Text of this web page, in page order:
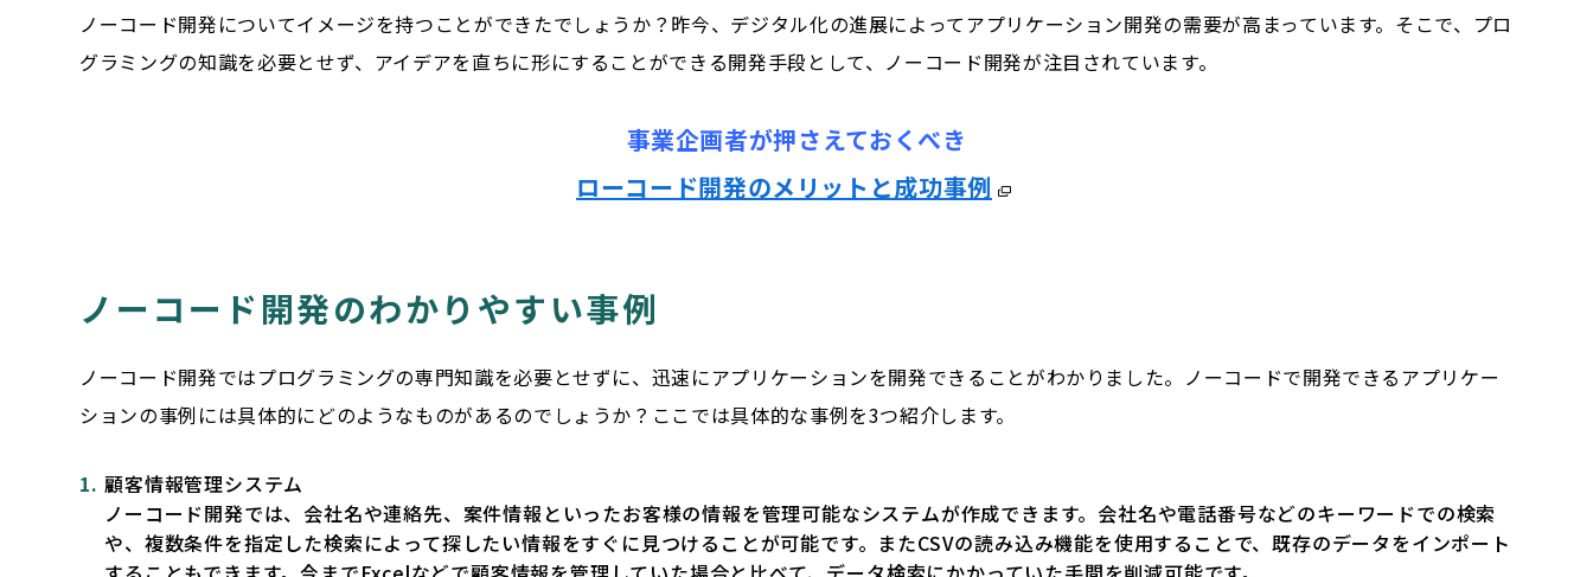
ノーコード開発についてイメージを持つことができたでしょうか？昨今、デジタル化の進展によってアプリケーション開発の需要が高まっています。そこで、プロ
グラミングの知識を必要とせず、アイデアを直ちに形にすることができる開発手段として、ノーコード開発が注目されています。
事業企画者が押さえておくべき
ローコード開発のメリットと成功事例
ノーコード開発のわかりやすい事例
ノーコード開発ではプログラミングの専門知識を必要とせずに、迅速にアプリケーションを開発できることがわかりました。ノーコードで開発できるアプリケー
ションの事例には具体的にどのようなものがあるのでしょうか？ここでは具体的な事例を3つ紹介します。
顧客情報管理システム
ノーコード開発では、会社名や連絡先、案件情報といったお客様の情報を管理可能なシステムが作成できます。会社名や電話番号などのキーワードでの検索
や、複数条件を指定した検索によって探したい情報をすぐに見つけることが可能です。またCSVの読み込み機能を使用することで、既存のデータをインポート